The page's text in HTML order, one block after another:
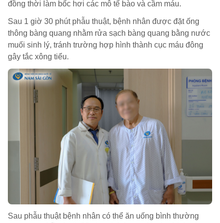
đồng thời làm bốc hơi các mô tế bào và cầm máu.
Sau 1 giờ 30 phút phẫu thuật, bệnh nhân được đặt ống
thông bàng quang nhằm rửa sạch bàng quang bằng nước
muối sinh lý, tránh trường hợp hình thành cục máu đông
gây tắc xông tiểu.
Sau phẫu thuật bệnh nhân có thể ăn uống bình thường